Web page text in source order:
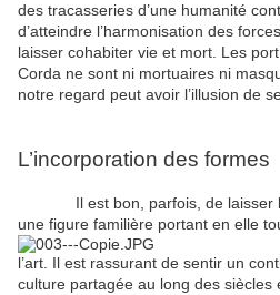
des tracasseries d’une humanité
d’atteindre l’harmonisation des
laisser cohabiter vie et mort. Les
Corda ne sont ni mortuaires ni
notre regard peut avoir l’illusion de
L’incorporation des formes
Il est bon, parfois, de
une figure familière portant en elle
l’art. Il est rassurant de sentir un
culture partagée au long des siècles